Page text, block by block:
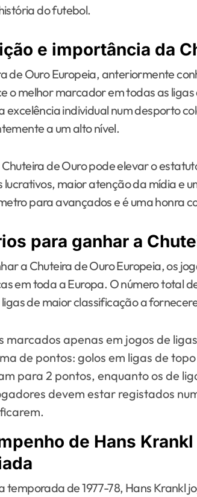
do futebol.
e importância da
de Ouro Europeia, anteriormente
o melhor marcador em todas as
excelência individual num desporto
a um alto nível.
de Ouro pode elevar o
lucrativos, maior atenção da mídia e
para avançados e é uma honra
para ganhar a
a Chuteira de Ouro Europeia, os
em toda a Europa. O número total
de maior classificação a
marcados apenas em jogos de
de pontos: golos em ligas de
para 2 pontos, enquanto os de
devem estar registados
de Hans
temporada de 1977-78, Hans Krankl